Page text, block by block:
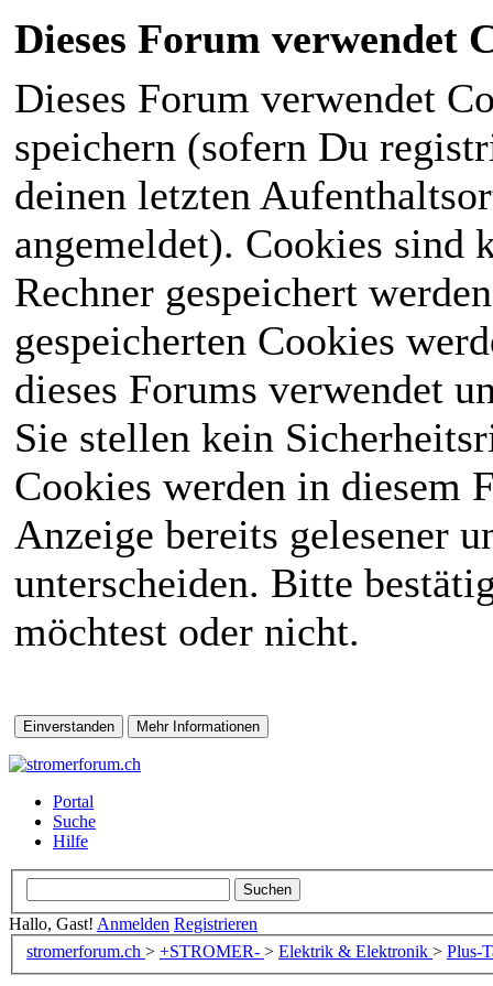
Dieses Forum verwendet
Dieses Forum verwendet
speichern (sofern Du
deinen letzten
angemeldet). Cookies sind
Rechner gespeichert
gespeicherten Cookies
dieses Forums verwendet
Sie stellen kein
Cookies werden in diesem
Anzeige bereits gelesener
unterscheiden. Bitte
möchtest oder nicht.
Portal
Suche
Hilfe
Hallo, Gast! Anmelden Registrieren
stromerforum.ch > +STROMER- > Elektrik & Elektronik > Plus-